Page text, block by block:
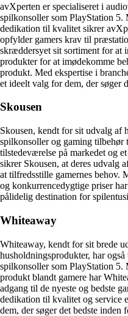
avXperten er specialiseret i
spilkonsoller som PlayStation 5.
dedikation til kvalitet sikrer
opfylder gamers krav til
skræddersyet sit sortiment for at
produkter for at imødekomme
produkt. Med ekspertise i
et ideelt valg for dem, der søger
Skousen
Skousen, kendt for sit udvalg af
spilkonsoller og gaming
tilstedeværelse på markedet og
sikrer Skousen, at deres udvalg
at tilfredsstille gamernes behov.
og konkurrencedygtige priser
pålidelig destination for
Whiteaway
Whiteaway, kendt for sit brede
husholdningsprodukter, har
spilkonsoller som PlayStation
produkt blandt gamere har
adgang til de nyeste og bedste
dedikation til kvalitet og service
dem, der søger det bedste inden